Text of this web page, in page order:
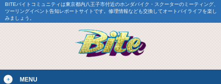
BITEバイトコミュニティは東京都内八王子市付近のホンダバイク・スクーターのミーティング、
ツーリングイベント告知レポートサイトです。修理情報なども交換してオートバイライフを楽し
みましょう。
MENU